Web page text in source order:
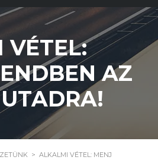
VÉTEL:
AZ
> ALKALMI VÉTEL: MENJ